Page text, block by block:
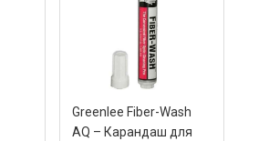
Greenlee Fiber-Wash
AQ – Карандаш для